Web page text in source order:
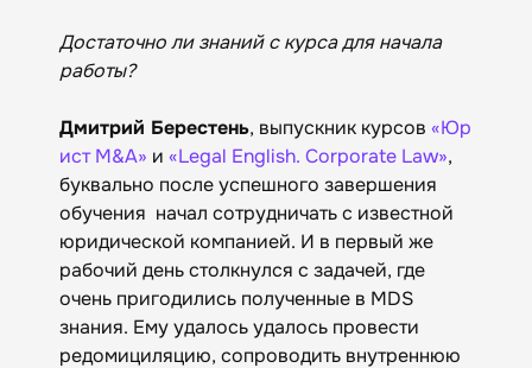
Достаточно ли знаний с курса для начала
работы?
Дмитрий Берестень, выпускник курсов «Юр
ист M&A» и «Legal English. Corporate Law»,
буквально после успешного завершения
обучения начал сотрудничать с известной
юридической компанией. И в первый же
рабочий день столкнулся с задачей, где
очень пригодились полученные в MDS
знания. Ему удалось удалось провести
редомициляцию, сопроводить внутреннюю